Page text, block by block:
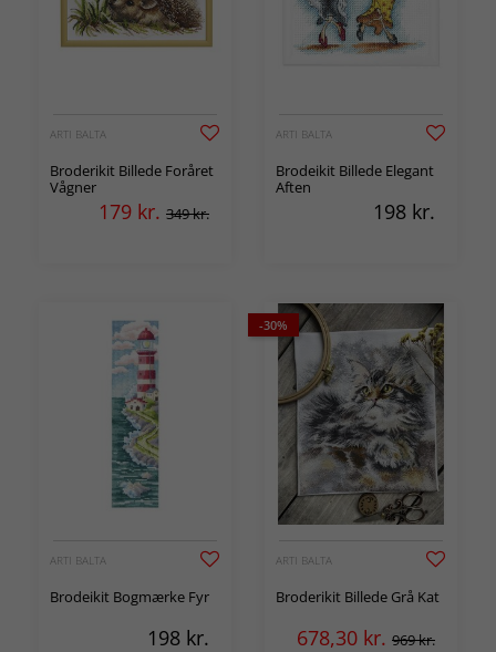
ARTI BALTA
Broderikit Billede Foråret
Vågner
179 kr. 349 kr.
ARTI BALTA
Brodeikit Billede Elegant
Aften
198 kr.
ARTI BALTA
Brodeikit Bogmærke Fyr
198 kr.
-30%
ARTI BALTA
Broderikit Billede Grå Kat
678,30 kr. 969 kr.